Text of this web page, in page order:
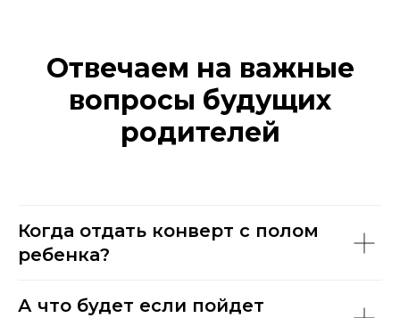
Отвечаем на важные
вопросы будущих
родителей
Когда отдать конверт с полом
ребенка?
А что будет если пойдет